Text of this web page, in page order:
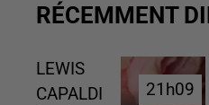
RÉCEMMENT
LEWIS
CAPALDI
21h09
21h09